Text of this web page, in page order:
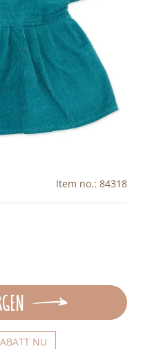
Item no.: 84318
NU